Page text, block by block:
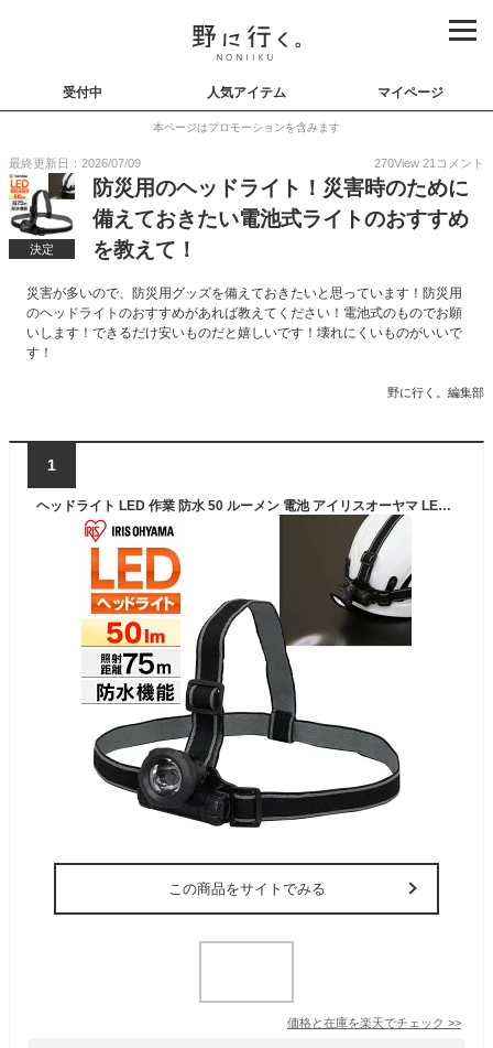
受付中 人気アイテム マイページ
本ページはプロモーションを含みます
最終更新日：2026/07/09 270View 21 コメント
決定
防災用のヘッドライト！災害時のために
備えておきたい電池式ライトのおすすめ
を教えて！
災害が多いので、防災用グッズを備えておきたいと思っています！防災用
のヘッドライトのおすすめがあれば教えてください！電池式のものでお願
いします！できるだけ安いものだと嬉しいです！壊れにくいものがいいで
す！
野に行く。編集部
1
ヘッドライト LED 作業 防水 50 ルーメン 電池 アイリスオーヤマ LEDヘッドライト ライト 作業灯 作業 釣り 防災 照明 現場 防雨 作業照明 避難グッズ led 災害 非常時 ヘルメット 投光器 アウトドア 山登り 暗所 停電 LWH-50
この商品をサイトでみる
価格と在庫を楽天でチェック >>